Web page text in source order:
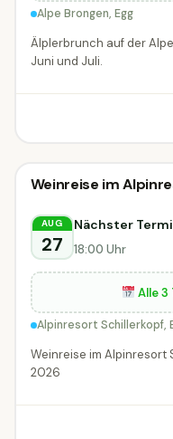
Alpe Brongen, Egg
Älplerbrunch auf der
Juni und Juli.
Kulinarik &
Bürserberg
Kulinarik & Genuss
Weinreise im
AUG
27
Nächster
18:00 Uhr
Alle 3
Alpinresort Schillerkopf,
Weinreise im Alpinresort
2026